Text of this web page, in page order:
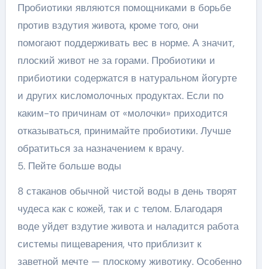
Пробиотики являются помощниками в борьбе
против вздутия живота, кроме того, они
помогают поддерживать вес в норме. А значит,
плоский живот не за горами. Пробиотики и
прибиотики содержатся в натуральном йогурте
и других кисломолочных продуктах. Если по
каким-то причинам от «молочки» приходится
отказываться, принимайте пробиотики. Лучше
обратиться за назначением к врачу.
5. Пейте больше воды
8 стаканов обычной чистой воды в день творят
чудеса как с кожей, так и с телом. Благодаря
воде уйдет вздутие живота и наладится работа
системы пищеварения, что приблизит к
заветной мечте — плоскому животику. Особенно